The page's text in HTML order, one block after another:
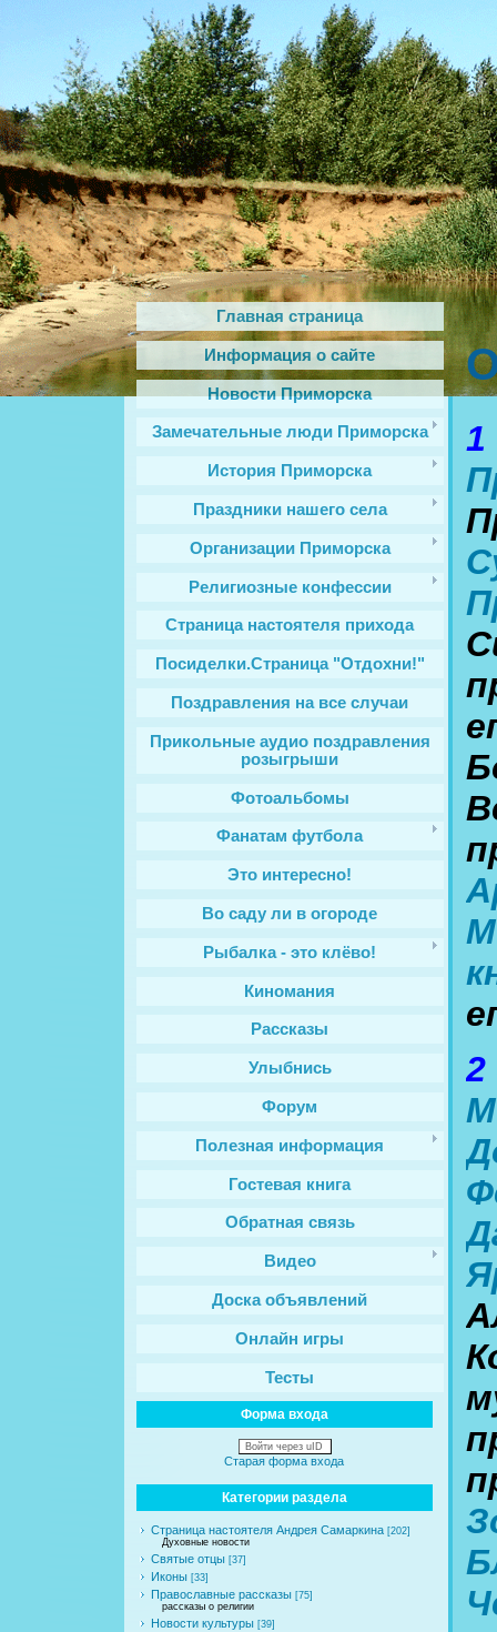
Главная страница
Информация о сайте
Новости Приморска
Замечательные люди Приморска
История Приморска
Праздники нашего села
Организации Приморска
Религиозные конфессии
Cтраница настоятеля прихода
Посиделки.Страница "Отдохни!"
Поздравления на все случаи
Прикольные аудио поздравления
розыгрыши
Фотоальбомы
Фанатам футбола
Это интересно!
Во саду ли в огороде
Рыбалка - это клёво!
Киномания
Рассказы
Улыбнись
Форум
Полезная информация
Гостевая книга
Обратная связь
Видео
Доска объявлений
Онлайн игры
Тесты
Форма входа
Войти через uID
Старая форма входа
Категории раздела
Страница настоятеля Андрея Самаркина [202]
Духовные новости
Святые отцы [37]
Иконы [33]
Православные рассказы [75]
рассказы о религии
Новости культуры [39]
1
2